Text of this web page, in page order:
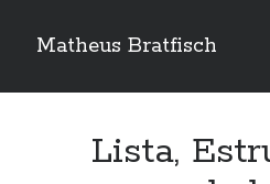
Matheus Bratfisch
Barra
Lista,